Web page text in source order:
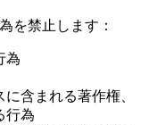
を禁止します：
為
含まれる著作権、
行為